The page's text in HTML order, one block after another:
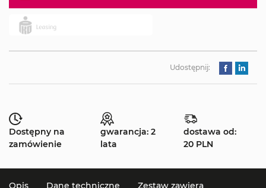
Udostępnij:
Dostępny na
zamówienie
gwarancja: 2
lata
dostawa od:
20 PLN
Opis Dane techniczne Zestaw zawiera